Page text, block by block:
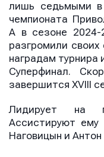
лишь седьмыми в
чемпионата
А в сезоне 2024-
разгромили
наградам турнира
Суперфинал.
завершится XVIII
Лидирует на
Ассистируют ему
Наговицын и